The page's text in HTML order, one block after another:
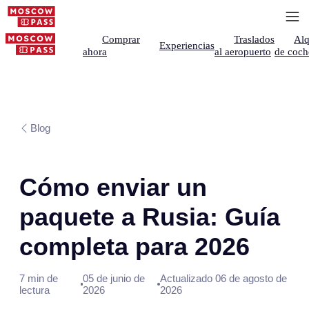
Comprar
ahora
Experiencias
Traslados
al aeropuerto de
Blog
Cómo enviar un
paquete a Rusia: Guía
completa para 2026
7 min de
lectura
05 de junio de
2026
Actualizado 06 de agosto de
2026